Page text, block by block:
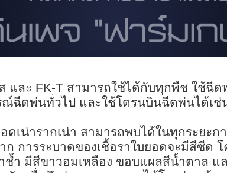
และ FK-T สามารถใช้ได้กับทุกพืช ใช้ฉีด
ณ์ฉีดพ่นทั่วไป และใช้โดรนบินฉีดพ่นได้เช่
ดเน่ารากเน่า สามารถพบได้ในทุกระยะก
ก การระบาดของเชื้อราใบยอดจะมีสีซีด
ช้ำ มีสีขาวอมเหลือง ขอบแผลสีน้ำตาล แ